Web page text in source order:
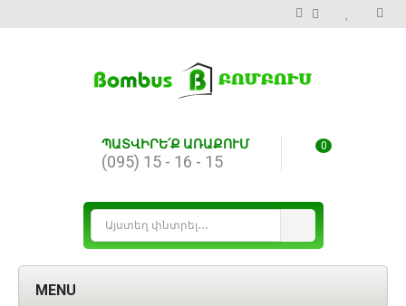
0
ՊԱՏՎԻՐԵ՛Ք ԱՌԱՔՈՒՄ
(095) 15 - 16 - 15
MENU